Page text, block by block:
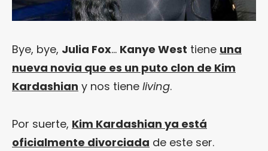
Bye, bye, Julia Fox… Kanye West tiene una
nueva novia que es un puto clon de Kim
Kardashian y nos tiene living.
Por suerte, Kim Kardashian ya está
oficialmente divorciada de este ser.